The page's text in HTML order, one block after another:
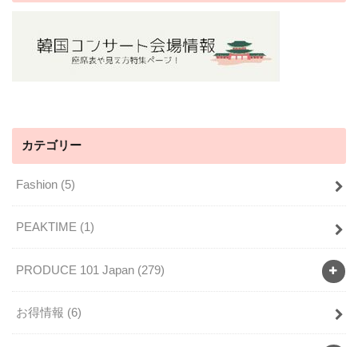
カテゴリー
Fashion (5)
PEAKTIME (1)
PRODUCE 101 Japan (279)
お得情報 (6)